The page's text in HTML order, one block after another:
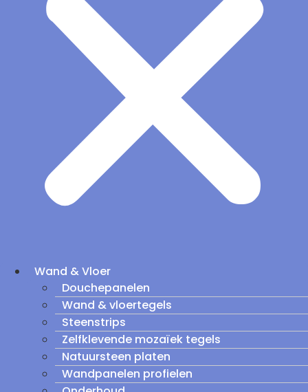
Wand & Vloer
Douchepanelen
Wand & vloertegels
Steenstrips
Zelfklevende mozaïek tegels
Natuursteen platen
Wandpanelen profielen